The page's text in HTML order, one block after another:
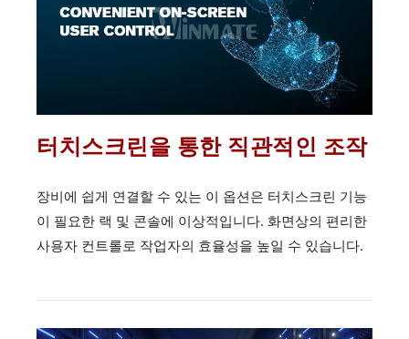
터치스크린을 통한 직관적인 조작
장비에 쉽게 연결할 수 있는 이 옵션은 터치스크린 기능
이 필요한 랙 및 콘솔에 이상적입니다. 화면상의 편리한
사용자 컨트롤로 작업자의 효율성을 높일 수 있습니다.